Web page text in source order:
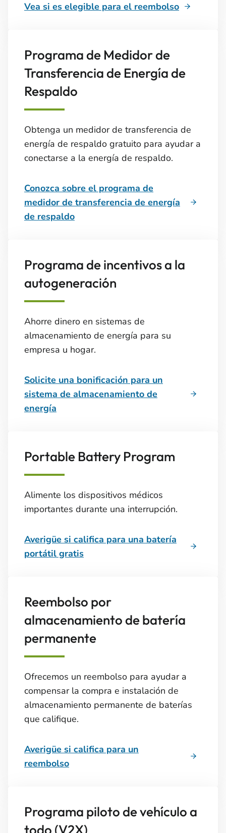
Vea si es elegible para el reembolso
Programa de Medidor de
Transferencia de Energía de
Respaldo
Obtenga un medidor de transferencia de
energía de respaldo gratuito para ayudar a
conectarse a la energía de respaldo.
Conozca sobre el programa de
medidor de transferencia de energía
de respaldo
Programa de incentivos a la
autogeneración
Ahorre dinero en sistemas de
almacenamiento de energía para su
empresa u hogar.
Solicite una bonificación para un
sistema de almacenamiento de
energía
Portable Battery Program
Alimente los dispositivos médicos
importantes durante una interrupción.
Averigüe si califica para una batería
portátil gratis
Reembolso por
almacenamiento de batería
permanente
Ofrecemos un reembolso para ayudar a
compensar la compra e instalación de
almacenamiento permanente de baterías
que califique.
Averigüe si califica para un
reembolso
Programa piloto de vehículo a